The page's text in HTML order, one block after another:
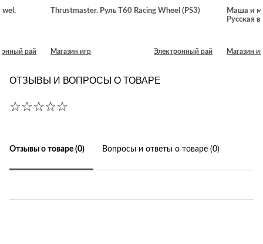
рай
Thrustmaster. Руль T60 Racing Wheel (PS3)
Магазин игр Электронный рай
Маша и
Русская
Магазин
ОТЗЫВЫ И ВОПРОСЫ О ТОВАРЕ
Отзывы о товаре (0) Вопросы и ответы о товаре (0)